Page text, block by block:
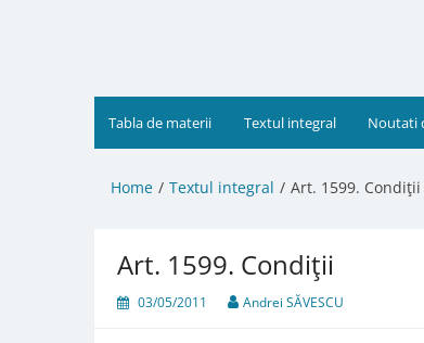
Tabla de materii Textul integral Noutati
Home Textul integral Art. 1599. Condiţii
Art. 1599. Condiţii
03/05/2011 Andrei SĂVESCU